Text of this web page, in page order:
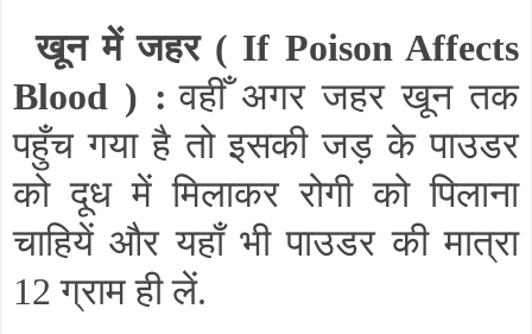
खून में जहर ( If Poison Affects
Blood ) : वहीँ अगर जहर खून तक
पहुँच गया है तो इसकी जड़ के पाउडर
को दूध में मिलाकर रोगी को पिलाना
चाहियें और यहाँ भी पाउडर की मात्रा
12 ग्राम ही लें.